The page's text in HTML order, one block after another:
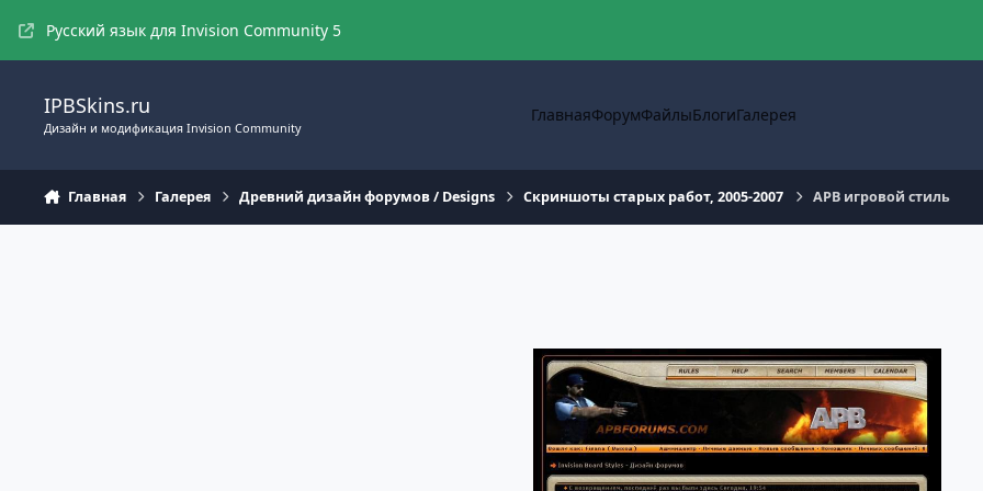
Русский язык для Invision Community 5
IPBSkins.ru
Дизайн и модификация Invision Community
ГлавнаяФорумФайлыБлогиГалерея
Главная Галерея Древний дизайн форумов / Designs Скриншоты старых работ, 2005-2007 APB игровой стиль